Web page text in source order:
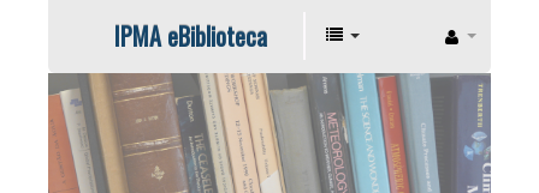
IPMA eBiblioteca